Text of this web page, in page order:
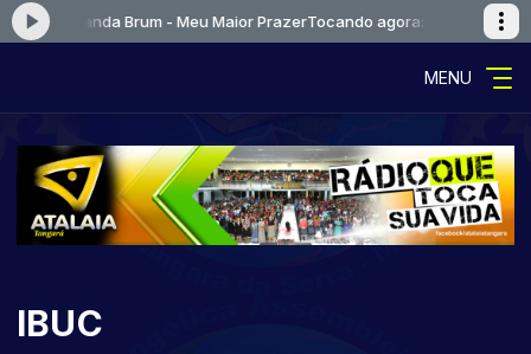
Fernanda Brum - Meu Maior PrazerTocando agora: [01] Kleber
MENU
IBUC